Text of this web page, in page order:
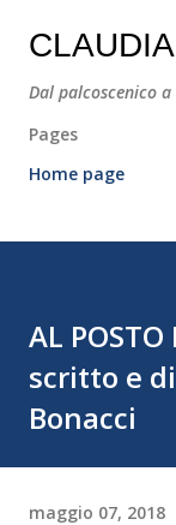
Dal palcoscenico
Pages
Home page
AL
scritto e
Bonacci
maggio 07, 2018